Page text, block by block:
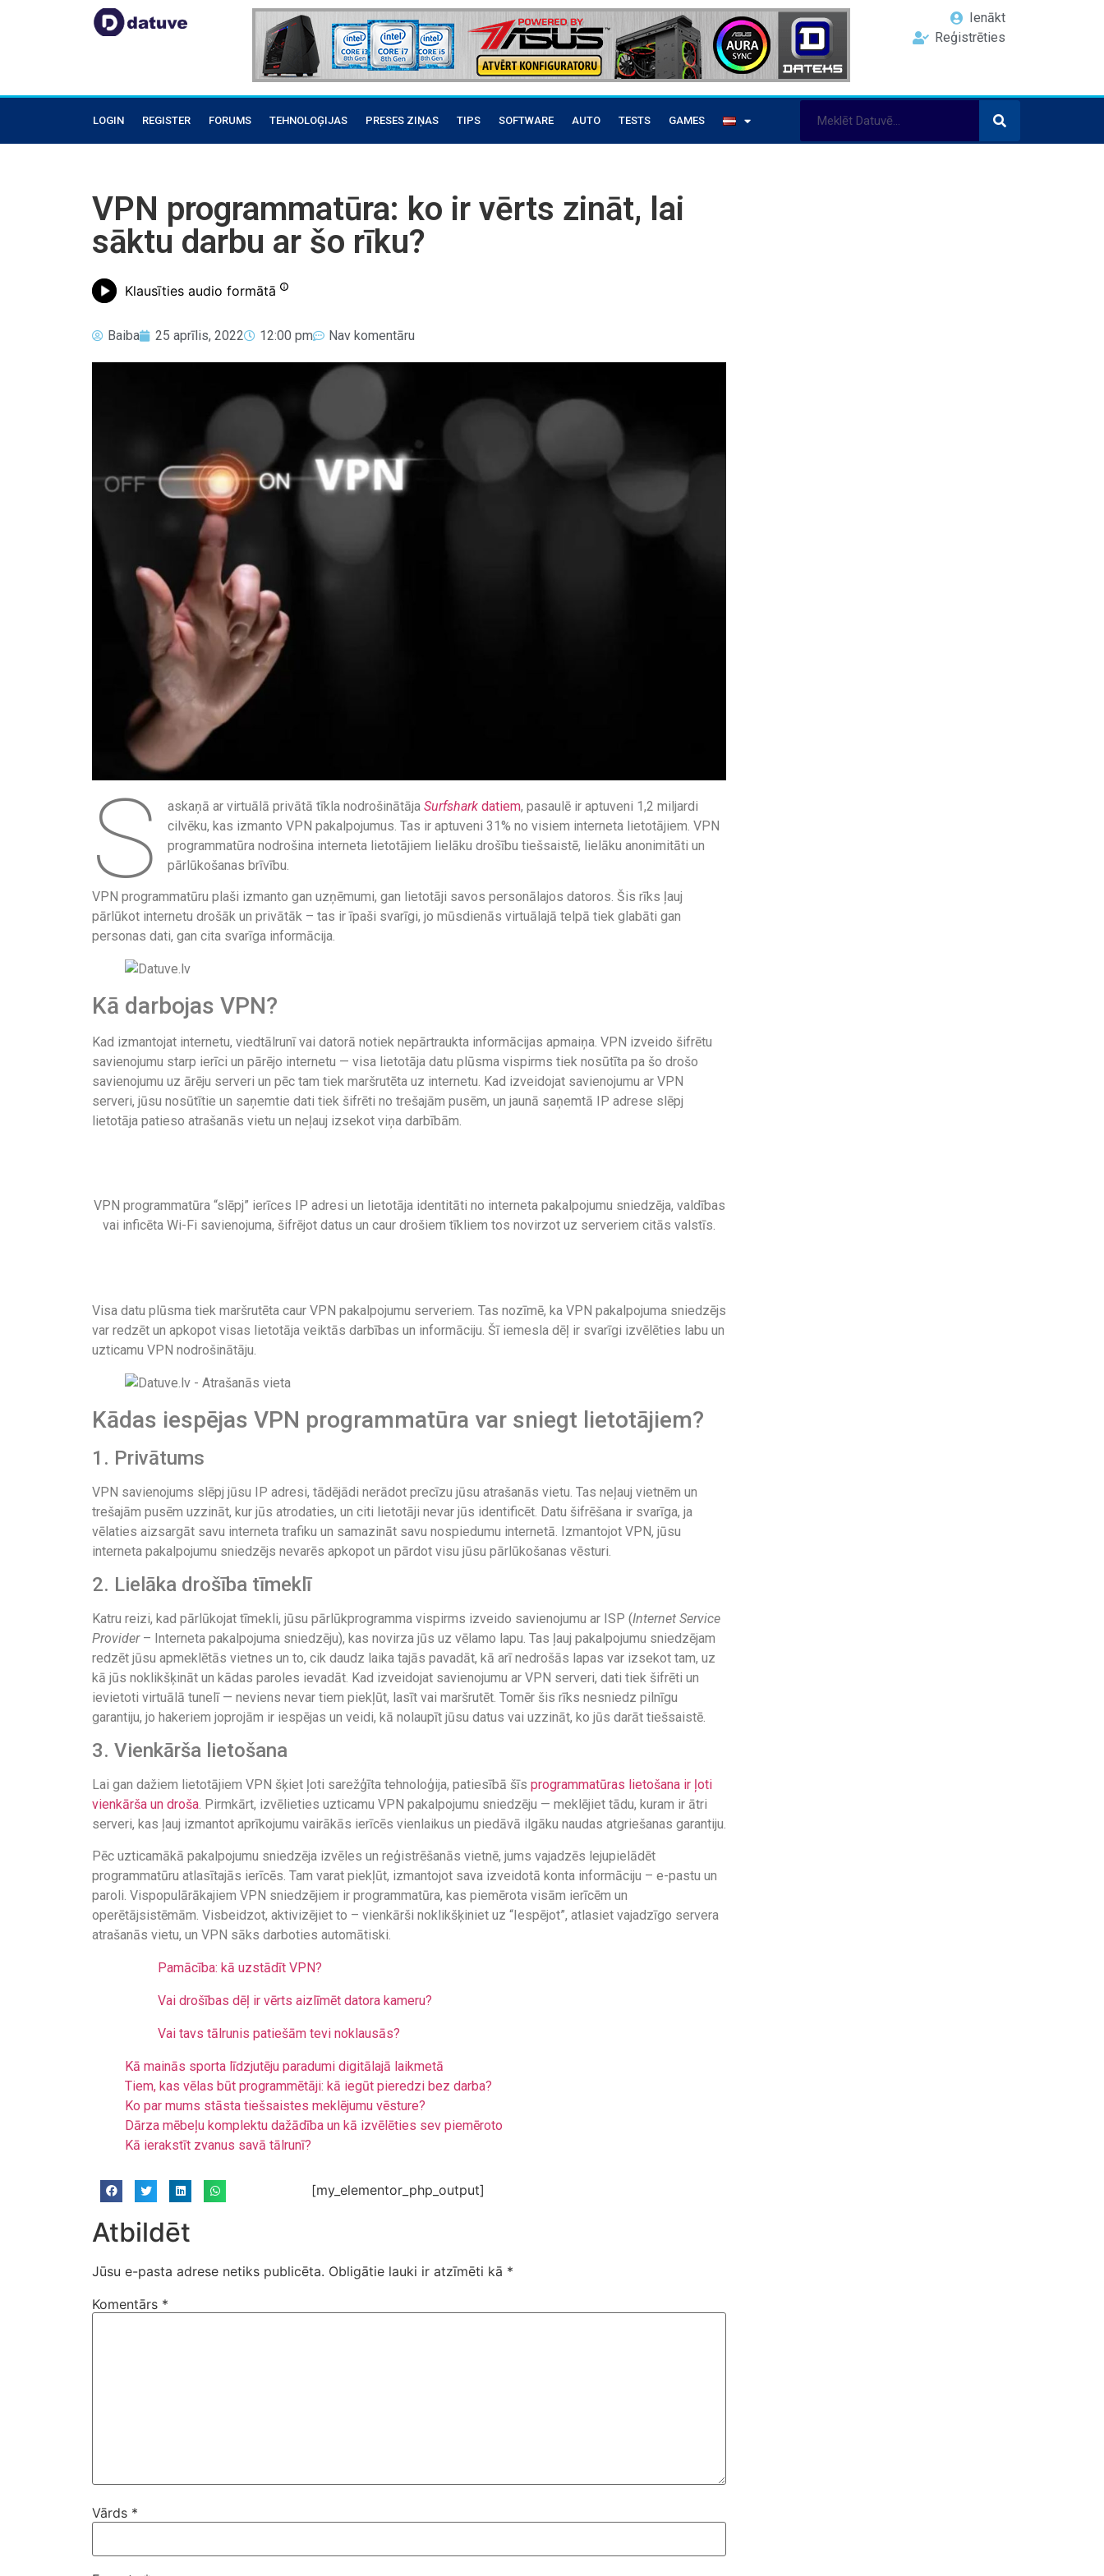
Ienākt
Reģistrēties
LOGIN REGISTER FORUMS TEHNOLOĢIJAS PRESES ZIŅAS TIPS SOFTWARE AUTO TESTS GAMES
VPN programmatūra: ko ir vērts zināt, lai
sāktu darbu ar šo rīku?
Klausīties audio formātā
Baiba 25 aprīlis, 2022 12:00 pm Nav komentāru
S askaņā ar virtuālā privātā tīkla nodrošinātājaSurfshark datiem, pasaulē ir aptuveni 1,2 miljardi
cilvēku, kas izmanto VPN pakalpojumus. Tas ir aptuveni 31% no visiem interneta lietotājiem. VPN
programmatūra nodrošina interneta lietotājiem lielāku drošību tiešsaistē, lielāku anonimitāti un
pārlūkošanas brīvību.
VPN programmatūru plaši izmanto gan uzņēmumi, gan lietotāji savos personālajos datoros. Šis rīks ļauj
pārlūkot internetu drošāk un privātāk – tas ir īpaši svarīgi, jo mūsdienās virtuālajā telpā tiek glabāti gan
personas dati, gan cita svarīga informācija.
Kā darbojas VPN?
Kad izmantojat internetu, viedtālrunī vai datorā notiek nepārtraukta informācijas apmaiņa. VPN izveido šifrētu
savienojumu starp ierīci un pārējo internetu — visa lietotāja datu plūsma vispirms tiek nosūtīta pa šo drošo
savienojumu uz ārēju serveri un pēc tam tiek maršrutēta uz internetu. Kad izveidojat savienojumu ar VPN
serveri, jūsu nosūtītie un saņemtie dati tiek šifrēti no trešajām pusēm, un jaunā saņemtā IP adrese slēpj
lietotāja patieso atrašanās vietu un neļauj izsekot viņa darbībām.
VPN programmatūra “slēpj” ierīces IP adresi un lietotāja identitāti no interneta pakalpojumu sniedzēja, valdības
vai inficēta Wi-Fi savienojuma, šifrējot datus un caur drošiem tīkliem tos novirzot uz serveriem citās valstīs.
Visa datu plūsma tiek maršrutēta caur VPN pakalpojumu serveriem. Tas nozīmē, ka VPN pakalpojuma sniedzējs
var redzēt un apkopot visas lietotāja veiktās darbības un informāciju. Šī iemesla dēļ ir svarīgi izvēlēties labu un
uzticamu VPN nodrošinātāju.
Kādas iespējas VPN programmatūra var sniegt lietotājiem?
1. Privātums
VPN savienojums slēpj jūsu IP adresi, tādējādi nerādot precīzu jūsu atrašanās vietu. Tas neļauj vietnēm un
trešajām pusēm uzzināt, kur jūs atrodaties, un citi lietotāji nevar jūs identificēt. Datu šifrēšana ir svarīga, ja
vēlaties aizsargāt savu interneta trafiku un samazināt savu nospiedumu internetā. Izmantojot VPN, jūsu
interneta pakalpojumu sniedzējs nevarēs apkopot un pārdot visu jūsu pārlūkošanas vēsturi.
2. Lielāka drošība tīmeklī
Katru reizi, kad pārlūkojat tīmekli, jūsu pārlūkprogramma vispirms izveido savienojumu ar ISP (Internet Service
Provider– Interneta pakalpojuma sniedzēju), kas novirza jūs uz vēlamo lapu. Tas ļauj pakalpojumu sniedzējam
redzēt jūsu apmeklētās vietnes un to, cik daudz laika tajās pavadāt, kā arī nedrošās lapas var izsekot tam, uz
kā jūs noklikšķināt un kādas paroles ievadāt. Kad izveidojat savienojumu ar VPN serveri, dati tiek šifrēti un
ievietoti virtuālā tunelī — neviens nevar tiem piekļūt, lasīt vai maršrutēt. Tomēr šis rīks nesniedz pilnīgu
garantiju, jo hakeriem joprojām ir iespējas un veidi, kā nolaupīt jūsu datus vai uzzināt, ko jūs darāt tiešsaistē.
3. Vienkārša lietošana
Lai gan dažiem lietotājiem VPN šķiet ļoti sarežģīta tehnoloģija, patiesībā šīs programmatūras lietošana ir ļoti
vienkārša un droša. Pirmkārt, izvēlieties uzticamu VPN pakalpojumu sniedzēju — meklējiet tādu, kuram ir ātri
serveri, kas ļauj izmantot aprīkojumu vairākās ierīcēs vienlaikus un piedāvā ilgāku naudas atgriešanas garantiju.
Pēc uzticamākā pakalpojumu sniedzēja izvēles un reģistrēšanās vietnē, jums vajadzēs lejupielādēt
programmatūru atlasītajās ierīcēs. Tam varat piekļūt, izmantojot sava izveidotā konta informāciju – e-pastu un
paroli. Vispopulārākajiem VPN sniedzējiem ir programmatūra, kas piemērota visām ierīcēm un
operētājsistēmām. Visbeidzot, aktivizējiet to – vienkārši noklikšķiniet uz “Iespējot”, atlasiet vajadzīgo servera
atrašanās vietu, un VPN sāks darboties automātiski.
Pamācība: kā uzstādīt VPN?
Vai drošības dēļ ir vērts aizlīmēt datora kameru?
Vai tavs tālrunis patiešām tevi noklausās?
Kā mainās sporta līdzjutēju paradumi digitālajā laikmetā
Tiem, kas vēlas būt programmētāji: kā iegūt pieredzi bez darba?
Ko par mums stāsta tiešsaistes meklējumu vēsture?
Dārza mēbeļu komplektu dažādība un kā izvēlēties sev piemēroto
Kā ierakstīt zvanus savā tālrunī?
[my_elementor_php_output]
Atbildēt
Jūsu e-pasta adrese netiks publicēta. Obligātie lauki ir atzīmēti kā *
Komentārs *
Vārds *